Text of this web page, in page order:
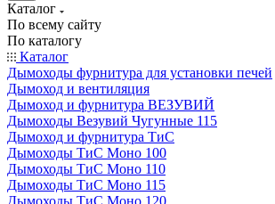
Каталог
По всему сайту
По каталогу
Каталог
Дымоходы фурнитура для установки печей
Дымоход и вентиляция
Дымоход и фурнитура ВЕЗУВИЙ
Дымоходы Везувий Чугунные 115
Дымоход и фурнитура ТиС
Дымоходы ТиС Моно 100
Дымоходы ТиС Моно 110
Дымоходы ТиС Моно 115
Дымоходы ТиС Моно 120